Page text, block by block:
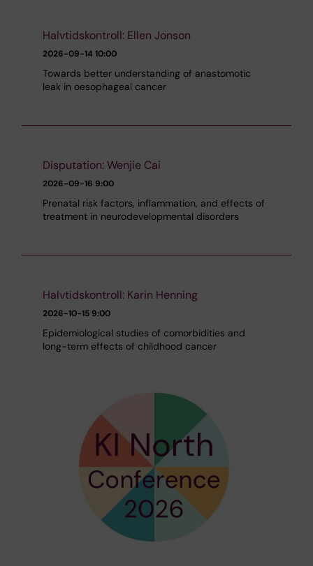
Halvtidskontroll: Ellen Jonson
2026-09-1410:00
Towards better understanding of anastomotic
leak in oesophageal cancer
Disputation: Wenjie Cai
2026-09-16 9:00
Prenatal risk factors, inflammation, and effects of
treatment in neurodevelopmental disorders
Halvtidskontroll: Karin Henning
2026-10-15 9:00
Epidemiological studies of comorbidities and
long-term effects of childhood cancer